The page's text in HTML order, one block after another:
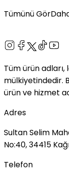
Tümünü Gör
Tüm ürün
mülkiyetindedir.
ürün ve hizmet
Adres
Sultan Selim
No:40, 34415
Telefon